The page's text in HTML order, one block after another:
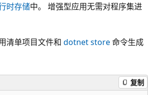
时存储中。 增强型应用无需对程序集进
清单项目文件和 dotnet store命令生成
复制